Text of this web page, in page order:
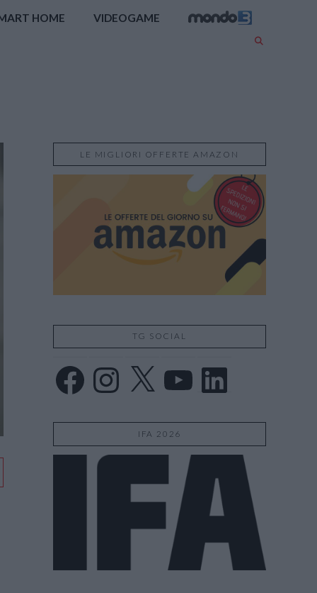
HOME VIDEOGAME
LE MIGLIORI OFFERTE AMAZON
TG SOCIAL
Facebook Instagram YouTube LinkedIn
IFA 2026